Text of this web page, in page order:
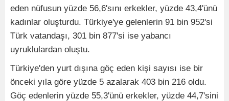
eden nüfusun yüzde 56,6'sını erkekler, yüzde 43,4'ünü
kadınlar oluşturdu. Türkiye'ye gelenlerin 91 bin 952'si
Türk vatandaşı, 301 bin 877'si ise yabancı
uyruklulardan oluştu.
Türkiye'den yurt dışına göç eden kişi sayısı ise bir
önceki yıla göre yüzde 5 azalarak 403 bin 216 oldu.
Göç edenlerin yüzde 55,3'ünü erkekler, yüzde 44,7'sini